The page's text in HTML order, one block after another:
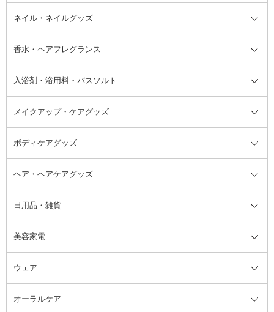
洗い流すパック・マスク
リップクリーム・リップケア
顔用マッサージ料
チーク
ハイライト・シェーディング
バストケア
ネイルケア
脱毛・除毛ケア
ヘアスタイリング剤
頭皮ケア・育毛剤
その他シャンプー・ヘアケア・ヘ
アスタイリング
サンオイル・タンニング
その他日焼け対策・UVケア
デオドラント・制汗剤・汗ケア全
て
フット用デオドラント・制汗剤・
汗ケア
ネイル・ネイルグッズ
ネイル・ネイルグッズ全て
ジェルネイル
リムーバー・除光液
香水・ヘアフレグランス
香水・ヘアフレグランス全て
フレグランスミスト
その他香水・ヘアフレグランス
入浴剤・浴用料・バスソルト
入浴剤・浴用料・バスソルト全て
バスソルト
メイクアップ・ケアグッズ
メイクアップ・ケアグッズ全て
コットン・綿棒
洗顔グッズ
ブラシ・チップ
ツィザー・毛抜き
カミソリ
ボディケアグッズ
ボディケアグッズ全て
マッサージ・ボディケアグッズ
かかと・角質ケアグッズ
絆創膏
ヘア・ヘアケアグッズ
ヘア・ヘアケアグッズ全て
ヘアゴム
ヘアバンド
ヘッドマッサージブラシ
日用品・雑貨
日用品・雑貨全て
柔軟剤
ルームフレグランス・ディフュー
ザー
美容家電
美容家電全て
ボディケア美容家電
ウェア
ウェア全て
オーラルケア